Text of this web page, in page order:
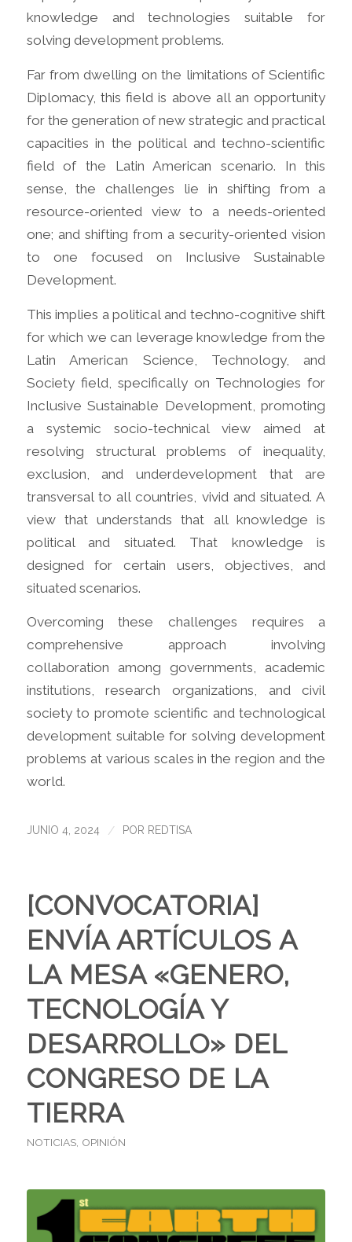
knowledge and technologies suitable for
solving development problems.
Far from dwelling on the limitations of Scientific
Diplomacy, this field is above all an opportunity
for the generation of new strategic and practical
capacities in the political and techno-scientific
field of the Latin American scenario. In this
sense, the challenges lie in shifting from a
resource-oriented view to a needs-oriented
one; and shifting from a security-oriented vision
to one focused on Inclusive Sustainable
Development.
This implies a political and techno-cognitive shift
for which we can leverage knowledge from the
Latin American Science, Technology, and
Society field, specifically on Technologies for
Inclusive Sustainable Development, promoting
a systemic socio-technical view aimed at
resolving structural problems of inequality,
exclusion, and underdevelopment that are
transversal to all countries, vivid and situated. A
view that understands that all knowledge is
political and situated. That knowledge is
designed for certain users, objectives, and
situated scenarios.
Overcoming these challenges requires a
comprehensive approach involving
collaboration among governments, academic
institutions, research organizations, and civil
society to promote scientific and technological
development suitable for solving development
problems at various scales in the region and the
world.
JUNIO 4, 2024 / POR REDTISA
[CONVOCATORIA]
ENVÍA ARTÍCULOS A
LA MESA «GENERO,
TECNOLOGÍA Y
DESARROLLO» DEL
CONGRESO DE LA
TIERRA
NOTICIAS, OPINIÓN